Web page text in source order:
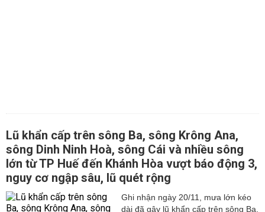
Lũ khẩn cấp trên sông Ba, sông Krông Ana,
sông Dinh Ninh Hoà, sông Cái và nhiều sông
lớn từ TP Huế đến Khánh Hòa vượt báo động 3,
nguy cơ ngập sâu, lũ quét rộng
Ghi nhận ngày 20/11, mưa lớn kéo
dài đã gây lũ khẩn cấp trên sông Ba,